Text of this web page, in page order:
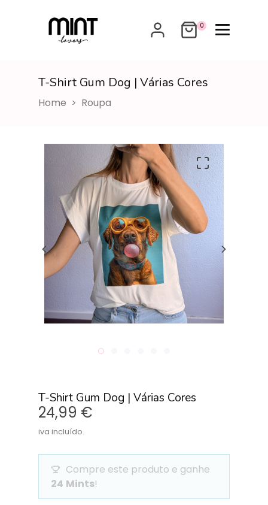
0
T-Shirt Gum Dog | Várias Cores
Home Roupa
T-Shirt Gum Dog | Várias Cores
24,99 €
iva incluído.
Compre este produto e ganhe
24 Mints!